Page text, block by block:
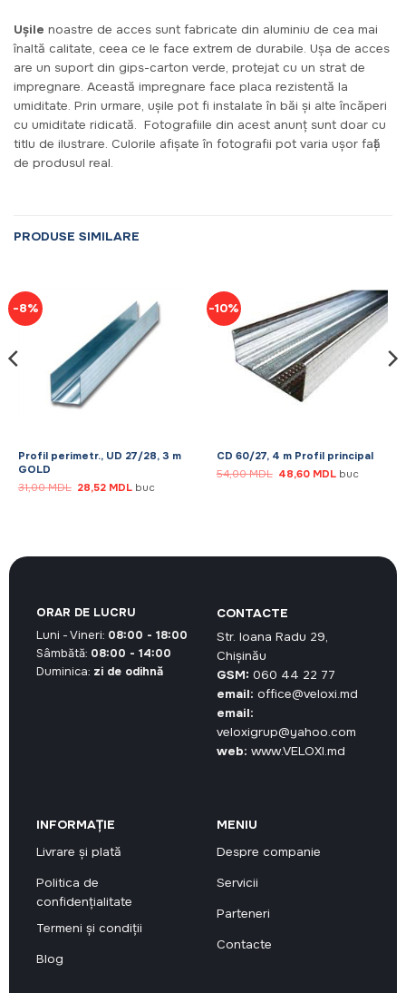
Ușile noastre de acces sunt fabricate din aluminiu de cea mai
înaltă calitate, ceea ce le face extrem de durabile. Ușa de acces
are un suport din gips-carton verde, protejat cu un strat de
impregnare. Această impregnare face placa rezistentă la
umiditate. Prin urmare, ușile pot fi instalate în băi și alte încăperi
cu umiditate ridicată. Fotografiile din acest anunț sunt doar cu
titlu de ilustrare. Culorile afișate în fotografii pot varia ușor față
de produsul real.
PRODUSE SIMILARE
-8%
Profil perimetr., UD 27/28, 3 m
GOLD
31,00MDL Prețul
inițial
28,52 MDLPrețul
buc
-10%
CD 60/27, 4 m Profil principal
54,00MDL Prețul
inițial
48,60 MDLPrețul
buc
CONTACTE
Str. Ioana Radu 29,
Chișinău
GSM: 060 44 22 77
email: office@veloxi.md
email:
veloxigrup@yahoo.com
web: www.VELOXI.md
INFORMAȚIE
Livrare și plată
Politica de
confidențialitate
Termeni și condiții
Blog
MENIU
Despre companie
Servicii
Parteneri
Contacte
ORAR DE LUCRU
Luni - Vineri: 08:00 - 18:00
Sâmbătă: 08:00 - 14:00
Duminica: zi de odihnă